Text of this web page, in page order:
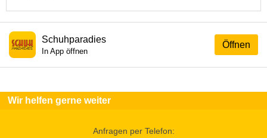
Öffnen
Schuhparadies
In App öffnen
Wir helfen gerne weiter
Anfragen per Telefon: